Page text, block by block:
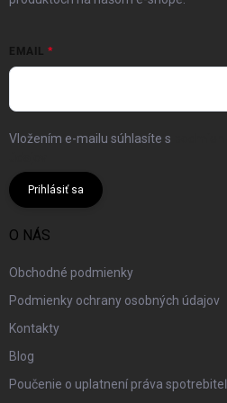
EMAIL
Vložením e-mailu súhlasíte s
Prihlásiť sa
O NÁS
Obchodné podmienky
Podmienky ochrany osobných údajov
Kontakty
Blog
Poučenie o uplatnení práva